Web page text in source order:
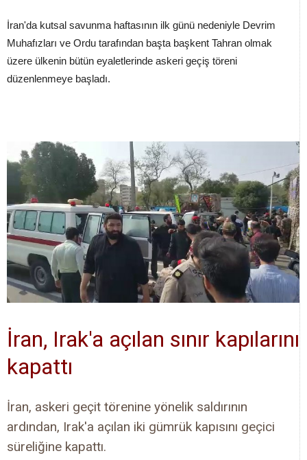
İran'da kutsal savunma haftasının ilk günü nedeniyle Devrim
Muhafızları ve Ordu tarafından başta başkent Tahran olmak
üzere ülkenin bütün eyaletlerinde askeri geçiş töreni
düzenlenmeye başladı.
İran, Irak'a açılan sınır kapılarını
kapattı
İran, askeri geçit törenine yönelik saldırının
ardından, Irak'a açılan iki gümrük kapısını geçici
süreliğine kapattı.